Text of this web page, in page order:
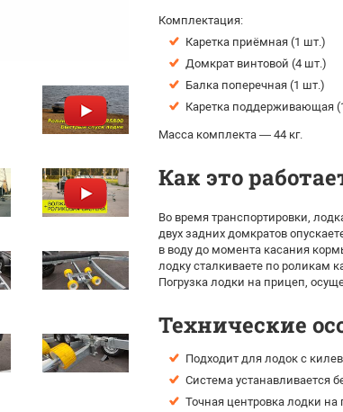
Комплектация:
Каретка приёмная (1 шт.)
Домкрат винтовой (4 шт.)
Балка поперечная (1 шт.)
Каретка поддерживающая
Масса комплекта — 44 кг.
Как это
Во время транспортировки,
двух задних домкратов
в воду до момента касания
лодку сталкиваете по роликам
Погрузка лодки на прицеп,
Технические
Подходит для лодок с
Система устанавливается
Точная центровка лодки